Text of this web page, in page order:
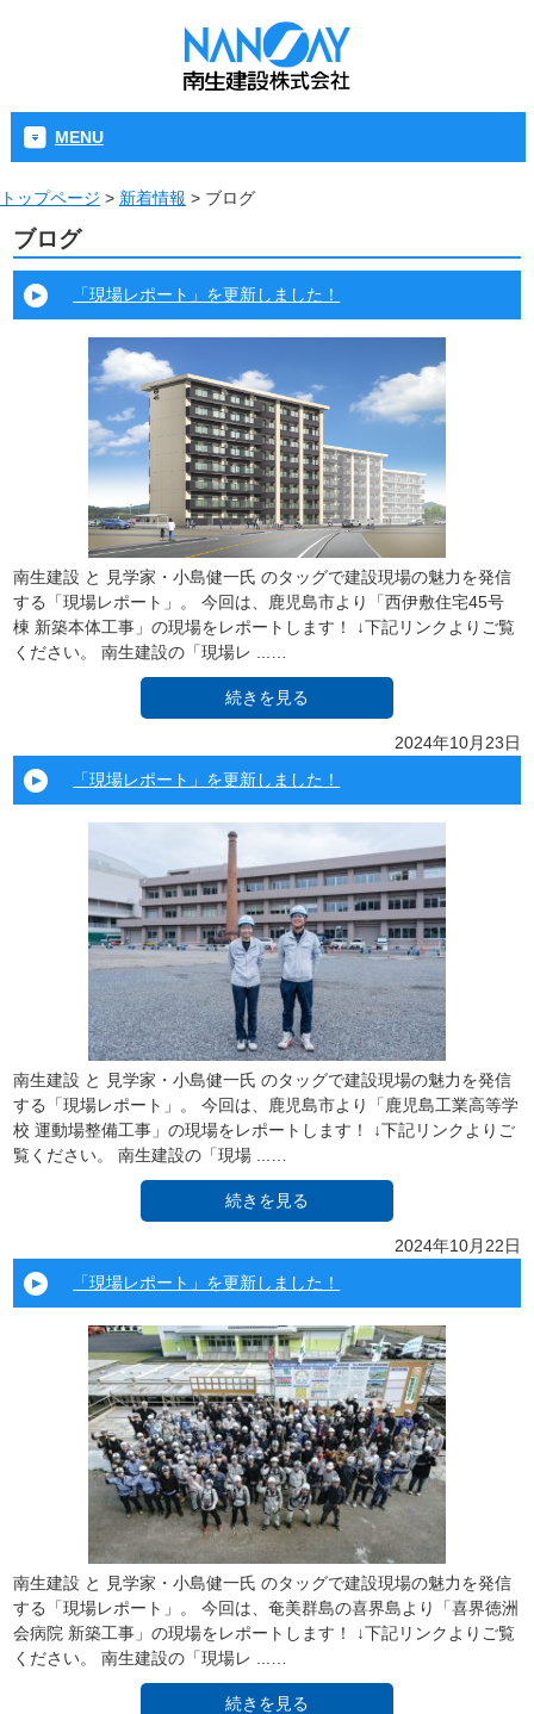
MENU
トップページ > 新着情報 > ブログ
ブログ
「現場レポート」を更新しました！
南生建設 と 見学家・小島健一氏 のタッグで建設現場の魅力を発信
する「現場レポート」。 今回は、鹿児島市より「西伊敷住宅45号
棟 新築本体工事」の現場をレポートします！ ↓下記リンクよりご覧
ください。 南生建設の「現場レ ...…
続きを見る
2024年10月23日
「現場レポート」を更新しました！
南生建設 と 見学家・小島健一氏 のタッグで建設現場の魅力を発信
する「現場レポート」。 今回は、鹿児島市より「鹿児島工業高等学
校 運動場整備工事」の現場をレポートします！ ↓下記リンクよりご
覧ください。 南生建設の「現場 ...…
続きを見る
2024年10月22日
「現場レポート」を更新しました！
南生建設 と 見学家・小島健一氏 のタッグで建設現場の魅力を発信
する「現場レポート」。 今回は、奄美群島の喜界島より「喜界徳洲
会病院 新築工事」の現場をレポートします！ ↓下記リンクよりご覧
ください。 南生建設の「現場レ ...…
続きを見る